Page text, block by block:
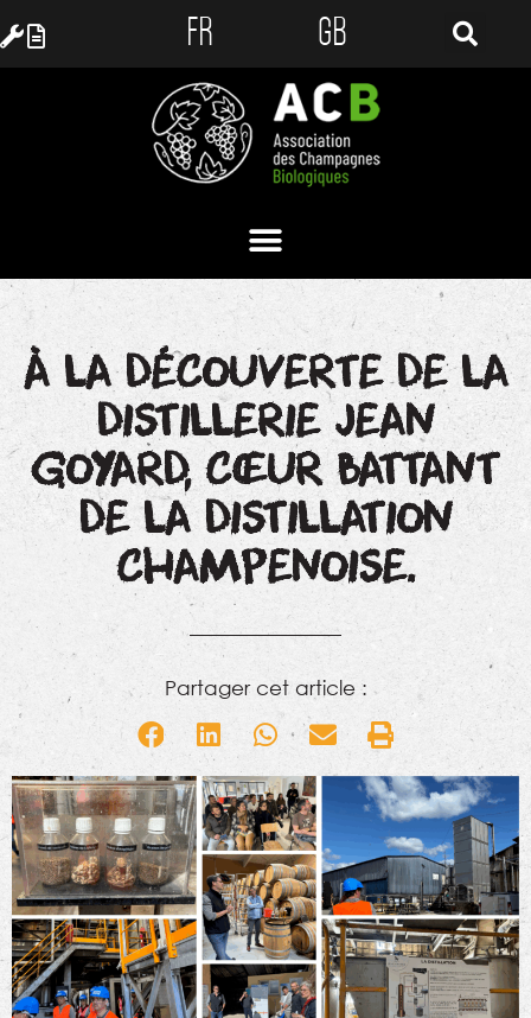
FR GB
À LA DÉCOUVERTE DE LA
DISTILLERIE JEAN
GOYARD, CŒUR BATTANT
DE LA DISTILLATION
CHAMPENOISE.
Partager cet article :